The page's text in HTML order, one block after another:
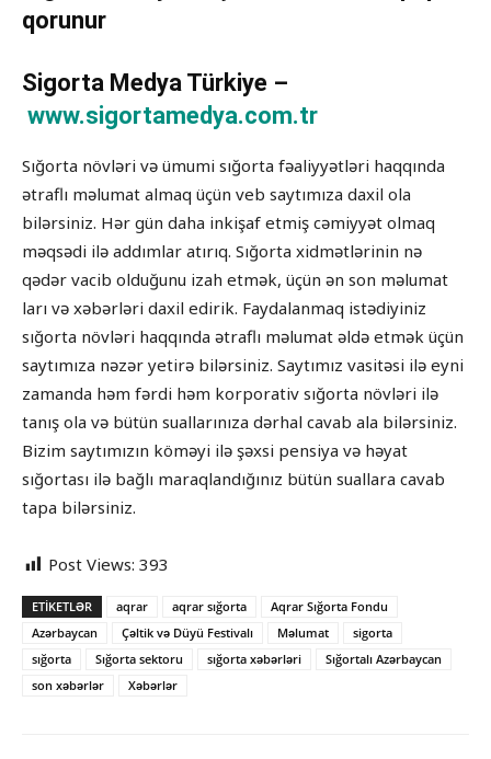
qorunur
Sigorta Medya Türkiye –
www.sigortamedya.com.tr
Sığorta növləri və ümumi sığorta fəaliyyətləri haqqında
ətraflı məlumat almaq üçün veb saytımıza daxil ola
bilərsiniz. Hər gün daha inkişaf etmiş cəmiyyət olmaq
məqsədi ilə addımlar atırıq. Sığorta xidmətlərinin nə
qədər vacib olduğunu izah etmək, üçün ən son məlumat
ları və xəbərləri daxil edirik. Faydalanmaq istədiyiniz
sığorta növləri haqqında ətraflı məlumat əldə etmək üçün
saytımıza nəzər yetirə bilərsiniz. Saytımız vasitəsi ilə eyni
zamanda həm fərdi həm korporativ sığorta növləri ilə
tanış ola və bütün suallarınıza dərhal cavab ala bilərsiniz.
Bizim saytımızın köməyi ilə şəxsi pensiya və həyat
sığortası ilə bağlı maraqlandığınız bütün suallara cavab
tapa bilərsiniz.
Post Views: 393
ETIKETLƏR aqrar aqrar sığorta
Aqrar Sığorta Fondu
Azərbaycan
Çəltik və Düyü Festivalı Məlumat
sigorta
sığorta
Sığorta sektoru sığorta xəbərləri
Sığortalı Azərbaycan
son xəbərlər
Xəbərlər